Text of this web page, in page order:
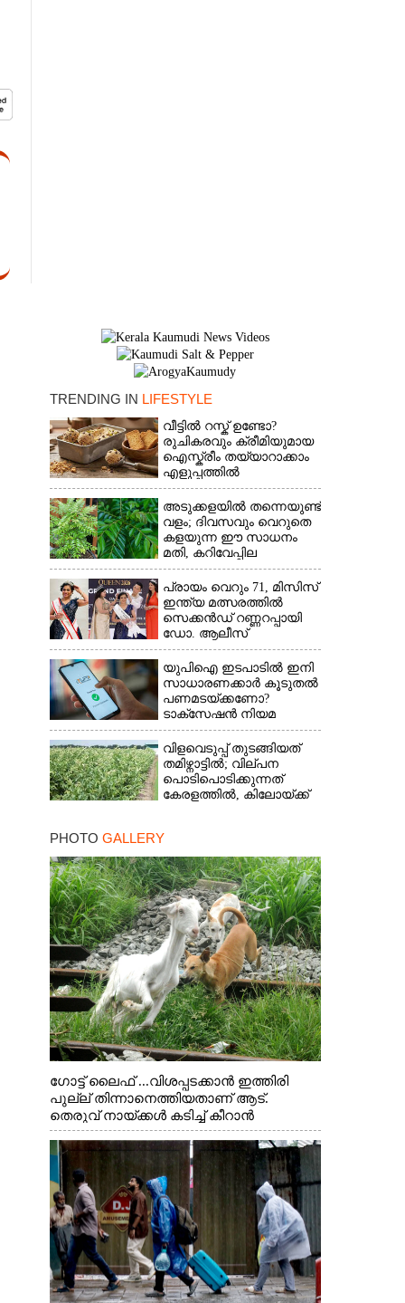
TRENDING IN LIFESTYLE
വീട്ടിൽ റസ്ക് ഉണ്ടോ?
രുചികരവും ക്രീമിയുമായ
ഐസ്ക്രീം തയ്യാറാക്കാം
എളുപ്പത്തിൽ
അടുക്കളയിൽ തന്നെയുണ്ട്
വളം; ദിവസവും വെറുതെ
കളയുന്ന ഈ സാധനം
മതി, കറിവേപ്പില
തഴച്ചുവളരും
പ്രായം വെറും 71, മിസിസ്
ഇന്ത്യ മത്സരത്തിൽ
സെക്കൻഡ് റണ്ണറപ്പായി
ഡോ. ആലീസ്
യുപിഐ ഇടപാടിൽ ഇനി
സാധാരണക്കാർ കൂടുതൽ
പണമടയ്‌ക്കണോ?​
ടാക്‌സേഷൻ നിയമ
ഭേദഗതി വ്യക്തമാക്കി
കേന്ദ്രം
വിളവെടുപ്പ് തുടങ്ങിയത്
തമിഴ്നാട്ടിൽ; വില്പന
പൊടിപൊടിക്കുന്നത്
കേരളത്തിൽ, കിലോയ്ക്ക്
PHOTO GALLERY
ഗോട്ട് ലൈഫ് ...വിശപ്പടക്കാൻ ഇത്തിരി
പുല്ല് തിന്നാനെത്തിയതാണ് ആട്.
തെരുവ് നായ്ക്കൾ കടിച്ച് കീറാൻ
വന്നതോടെ വയറിന്റെ ആന്തൽ മറന്ന്
ജീവന് വേണ്ടിയായി ഓട്ടം. എറണാകുളം
വാത്തുരുത്തിയിൽ നിന്നുള്ള കാഴ്ച
×